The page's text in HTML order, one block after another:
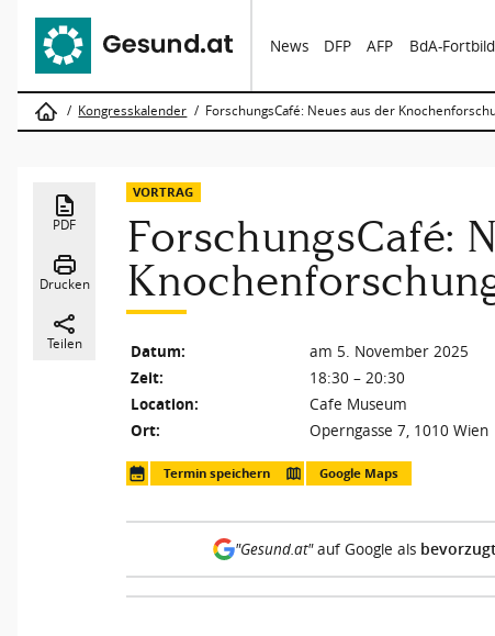
News DFP AFP BdA-
Kongresskalender ForschungsCafé: Neues aus der
PDF
Drucken
Teilen
VORTRAG
ForschungsCafé:
Datum:
am 5. November 2025
Zeit:
18:30 – 20:30
Location:
Cafe Museum
Ort:
Operngasse 7, 1010 Wien
Termin speichern Google Maps
"Gesund.at"auf Google als